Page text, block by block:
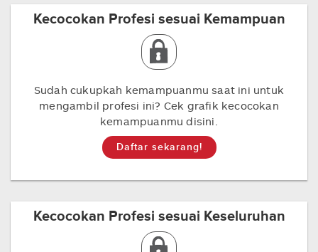
Kecocokan Profesi sesuai Kemampuan
Sudah cukupkah kemampuanmu saat ini untuk
mengambil profesi ini? Cek grafik kecocokan
kemampuanmu disini.
Daftar sekarang!
Kecocokan Profesi sesuai Keseluruhan